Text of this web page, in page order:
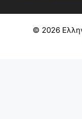
© 2026